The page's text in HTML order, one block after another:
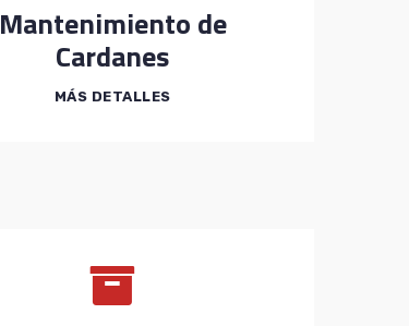
Mantenimiento de
Cardanes
MÁS DETALLES